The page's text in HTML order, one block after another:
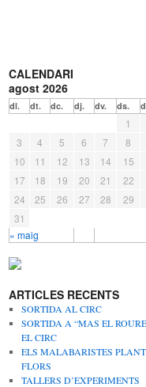
CALENDARI
agost 2026
dl. dt. dc. dj. dv. ds.
« maig
1
3
4 5 6 7 8
10
11 12 13 14 15
17
18 19 20 21 22
24
25 26 27 28 29
31
ARTICLES RECENTS
SORTIDA AL CIRC
SORTIDA A “MAS EL
EL CIRC
ELS MALABARISTES
FLORS
TALLERS D’EXPERIMENTS